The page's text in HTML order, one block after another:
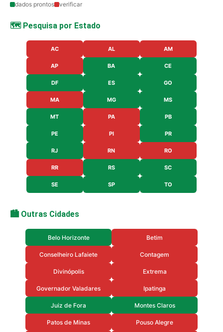
dados prontos verificar
🗺️ Pesquisa por Estado
AC AL AM
AP BA CE
DF ES GO
MA MG MS
MT PA PB
PE PI PR
RJ RN RO
RR RS SC
SE SP TO
🏙️ Outras Cidades
Belo Horizonte Betim
Conselheiro Lafaiete Contagem
Divinópolis Extrema
Governador Valadares Ipatinga
Juiz de Fora Montes Claros
Patos de Minas Pouso Alegre